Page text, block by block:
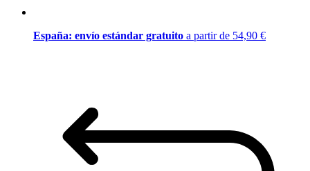
España: envío estándar gratuito a partir de 54,90 €